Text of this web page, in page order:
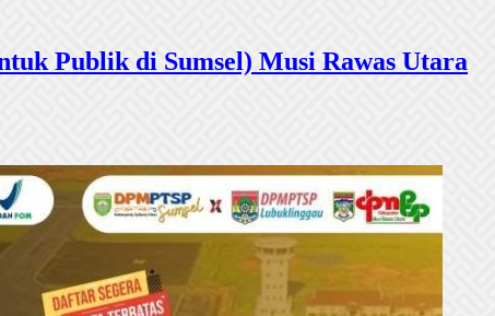
Publik di Sumsel) Musi Rawas Utara